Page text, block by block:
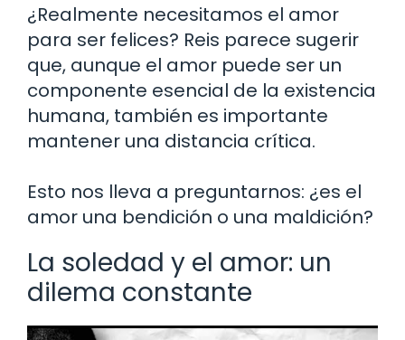
¿Realmente necesitamos el amor
para ser felices? Reis parece sugerir
que, aunque el amor puede ser un
componente esencial de la existencia
humana, también es importante
mantener una distancia crítica.
Esto nos lleva a preguntarnos: ¿es el
amor una bendición o una maldición?
La soledad y el amor: un
dilema constante